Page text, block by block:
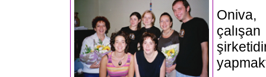
Oniva,